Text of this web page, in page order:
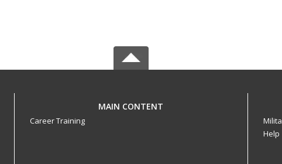
MAIN CONTENT
Career Training
Help